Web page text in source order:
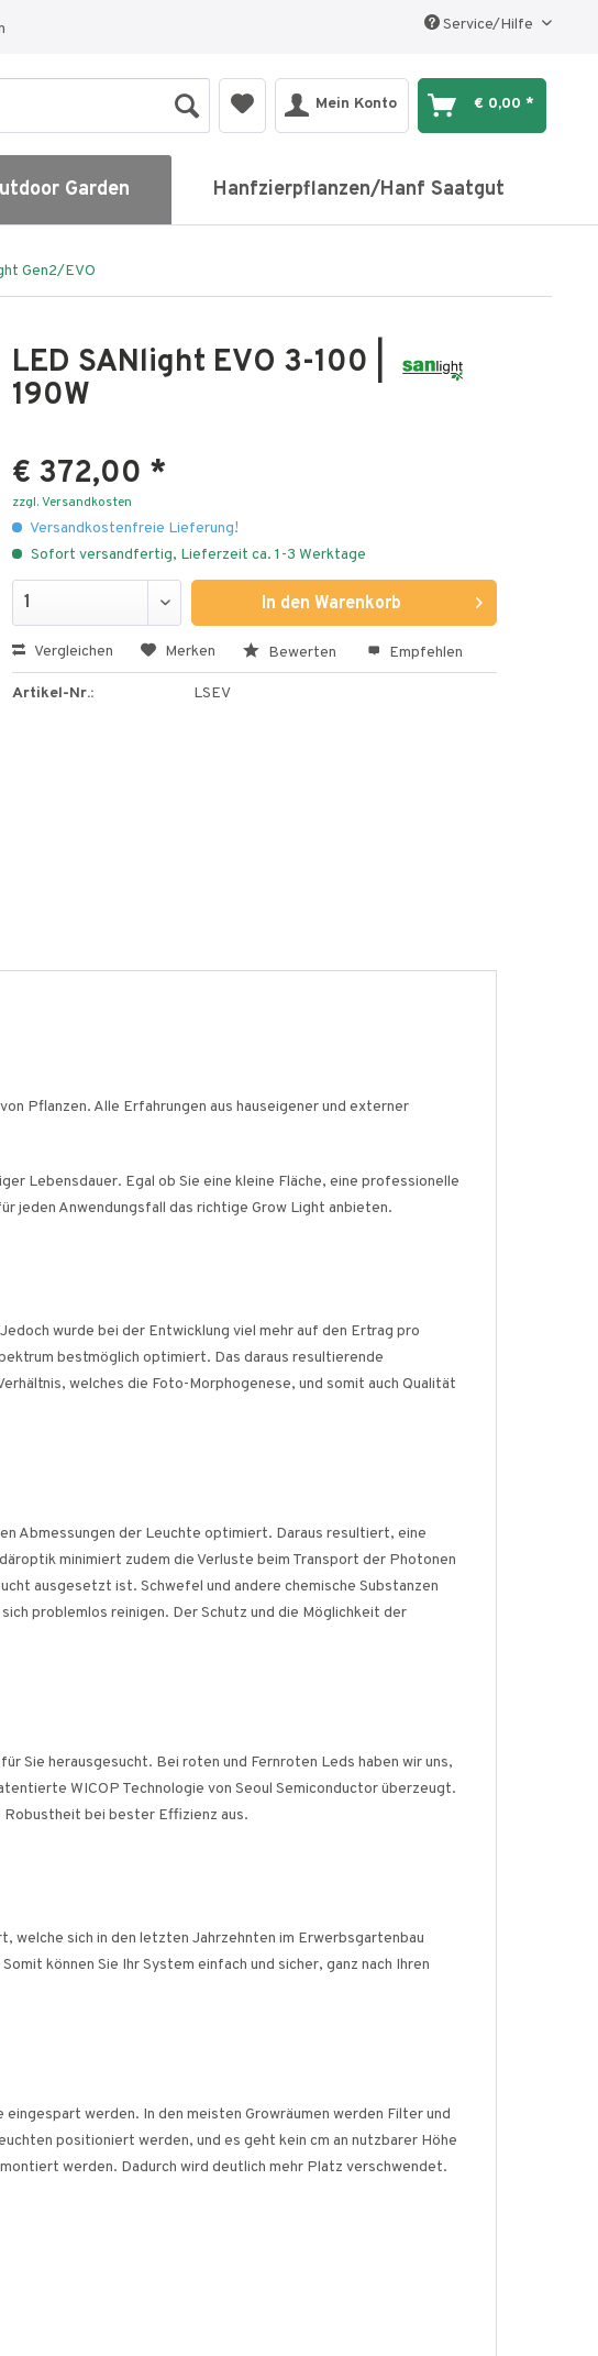
Service/Hilfe
Mein Konto € 0,00 *
Garden Hanfzierpflanzen/Hanf Saatgut
Gen2/EVO
LED SANlight EVO 3-100 |
190W
€ 372,00 *
zzgl. Versandkosten
Versandkostenfreie Lieferung!
Sofort versandfertig, Lieferzeit ca. 1-3 Werktage
In den Warenkorb
Vergleichen Merken Bewerten Empfehlen
Artikel-Nr.: LSEV
Pflanzen. Alle Erfahrungen aus hauseigener und externer
Lebensdauer. Egal ob Sie eine kleine Fläche, eine professionelle
jeden Anwendungsfall das richtige Grow Light anbieten.
wurde bei der Entwicklung viel mehr auf den Ertrag pro
bestmöglich optimiert. Das daraus resultierende
welches die Foto-Morphogenese, und somit auch Qualität
Abmessungen der Leuchte optimiert. Daraus resultiert, eine
minimiert zudem die Verluste beim Transport der Photonen
ausgesetzt ist. Schwefel und andere chemische Substanzen
problemlos reinigen. Der Schutz und die Möglichkeit der
Sie herausgesucht. Bei roten und Fernroten Leds haben wir uns,
WICOP Technologie von Seoul Semiconductor überzeugt.
Robustheit bei bester Effizienz aus.
welche sich in den letzten Jahrzehnten im Erwerbsgartenbau
können Sie Ihr System einfach und sicher, ganz nach Ihren
werden. In den meisten Growräumen werden Filter und
positioniert werden, und es geht kein cm an nutzbarer Höhe
werden. Dadurch wird deutlich mehr Platz verschwendet.